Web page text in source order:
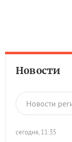
Новости
Новости
сегодня, 11:35